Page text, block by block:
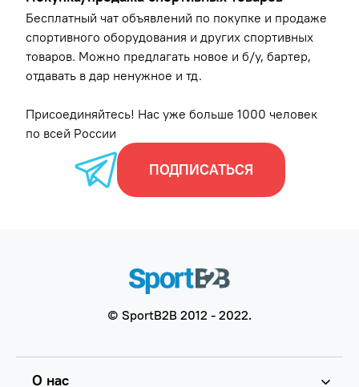
Бесплатный чат объявлений по покупке и продаже
спортивного оборудования и других спортивных
товаров. Можно предлагать новое и б/у, бартер,
отдавать в дар ненужное и тд.
Присоединяйтесь! Нас уже больше 1000 человек
по всей России
ПОДПИСАТЬСЯ
© SportB2B 2012 - 2022.
О нас